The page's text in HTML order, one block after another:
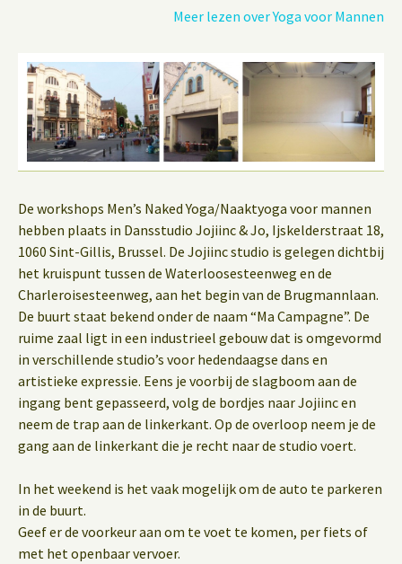
Meer lezen over Yoga voor Mannen
De workshops Men’s Naked Yoga/Naaktyoga voor mannen
hebben plaats in Dansstudio Jojiinc & Jo, Ijskelderstraat 18,
1060 Sint-Gillis, Brussel. De Jojiinc studio is gelegen dichtbij
het kruispunt tussen de Waterloosesteenweg en de
Charleroisesteenweg, aan het begin van de Brugmannlaan.
De buurt staat bekend onder de naam “Ma Campagne”. De
ruime zaal ligt in een industrieel gebouw dat is omgevormd
in verschillende studio’s voor hedendaagse dans en
artistieke expressie. Eens je voorbij de slagboom aan de
ingang bent gepasseerd, volg de bordjes naar Jojiinc en
neem de trap aan de linkerkant. Op de overloop neem je de
gang aan de linkerkant die je recht naar de studio voert.
In het weekend is het vaak mogelijk om de auto te parkeren
in de buurt.
Geef er de voorkeur aan om te voet te komen, per fiets of
met het openbaar vervoer.